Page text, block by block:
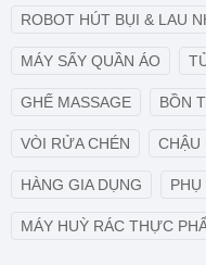
ROBOT HÚT BỤI & LAU
MÁY SẤY QUẦN ÁO
GHẾ MASSAGE BỒN
VÒI RỬA CHÉN CHẬU
HÀNG GIA DỤNG PHỤ
MÁY HUỲ RÁC THỰC